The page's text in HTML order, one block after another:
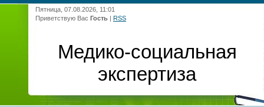
Пятница, 07.08.2026, 11:01
Приветствую Вас Гость | RSS
Медико-социальная
экспертиза